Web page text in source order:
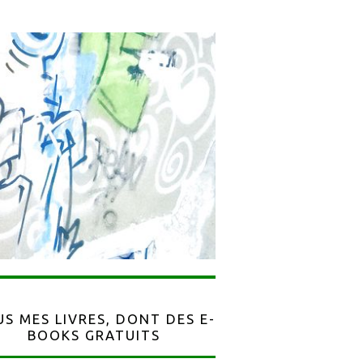
MES LIVRES, DONT DES E-
BOOKS GRATUITS